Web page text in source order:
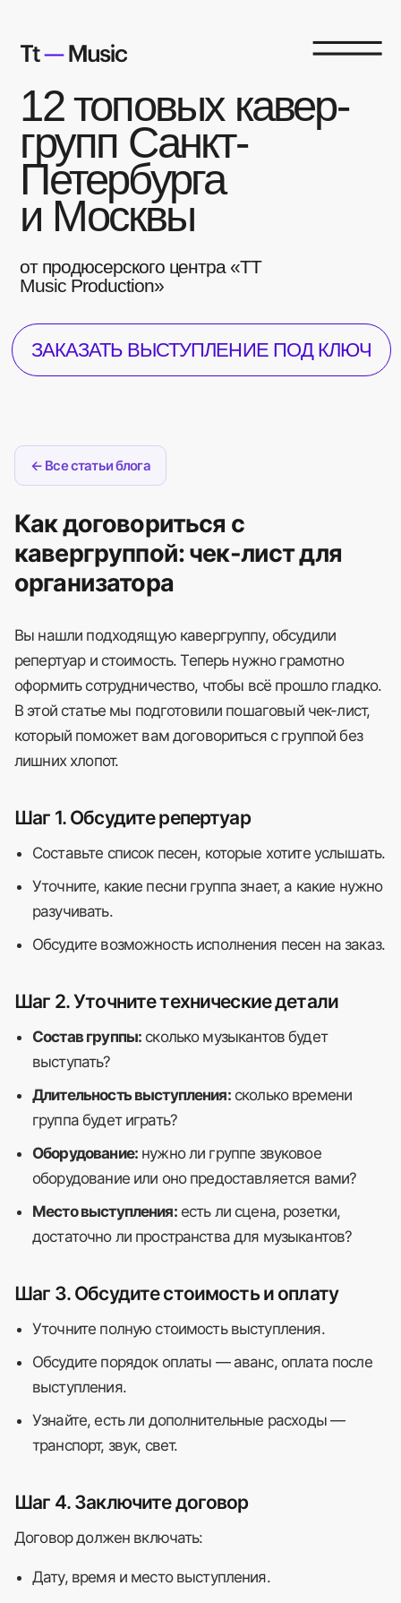
групп Санкт-
Петербурга
и Москвы
от продюсерского центра «TT
Music Production»
← Все статьи блога
Как договориться с
кавергруппой: чек-лист для
организатора
Вы нашли подходящую кавергруппу, обсудили
репертуар и стоимость. Теперь нужно грамотно
оформить сотрудничество, чтобы всё прошло гладко.
В этой статье мы подготовили пошаговый чек-лист,
который поможет вам договориться с группой без
лишних хлопот.
Шаг 1. Обсудите репертуар
Составьте список песен, которые хотите услышать.
Уточните, какие песни группа знает, а какие нужно
разучивать.
Обсудите возможность исполнения песен на заказ.
Шаг 2. Уточните технические детали
Состав группы: сколько музыкантов будет
выступать?
Длительность выступления:сколько времени
группа будет играть?
Оборудование:нужно ли группе звуковое
оборудование или оно предоставляется вами?
Место выступления:есть ли сцена, розетки,
достаточно ли пространства для музыкантов?
Шаг 3. Обсудите стоимость и оплату
Уточните полную стоимость выступления.
Обсудите порядок оплаты — аванс, оплата после
выступления.
Узнайте, есть ли дополнительные расходы —
транспорт, звук, свет.
Шаг 4. Заключите договор
Договор должен включать:
Дату, время и место выступления.